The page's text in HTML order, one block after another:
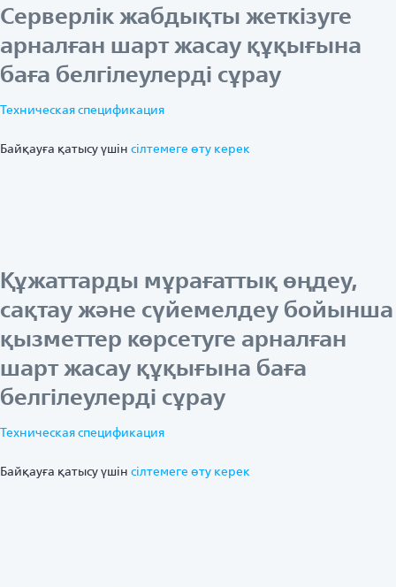
Серверлік жабдықты жеткізуге
арналған шарт жасау құқығына
баға белгілеулерді сұрау
Техническая спецификация
Байқауға қатысу үшін ciлтемеге өту керек
Құжаттарды мұрағаттық өңдеу,
сақтау және сүйемелдеу бойынша
қызметтер көрсетуге арналған
шарт жасау құқығына баға
белгілеулерді сұрау
Техническая спецификация
Байқауға қатысу үшін ciлтемеге өту керек